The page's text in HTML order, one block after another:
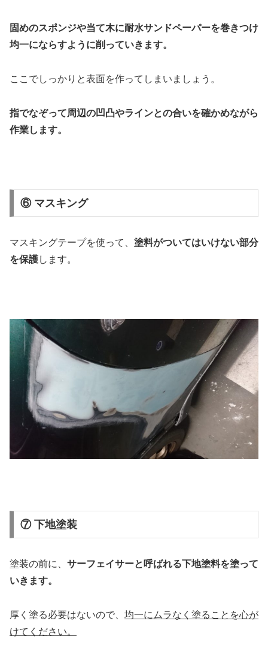
固めのスポンジや当て木に耐水サンドペーパーを巻きつけ
均一にならすように削っていきます。
ここでしっかりと表面を作ってしまいましょう。
指でなぞって周辺の凹凸やラインとの合いを確かめながら
作業します。
⑥ マスキング
マスキングテープを使って、 塗料がついてはいけない部分
を保護します。
⑦ 下地塗装
塗装の前に、 サーフェイサーと呼ばれる下地塗料を塗って
いきます。
厚く塗る必要はないので、 均一にムラなく塗ることを心が
けてください。